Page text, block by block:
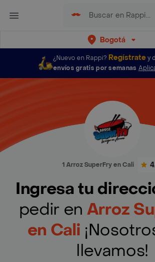
Bogotá
¿Nuevo en Rappi? Regístratey
envíos gratis por semanas
1 Arroz SuperFry en Cali
Ingresa tu
pedir en Arroz
en Cali
llevamos!